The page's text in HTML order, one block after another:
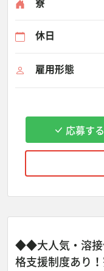
休日
雇用形態
応募する
◆◆大人気・溶
格支援制度あり